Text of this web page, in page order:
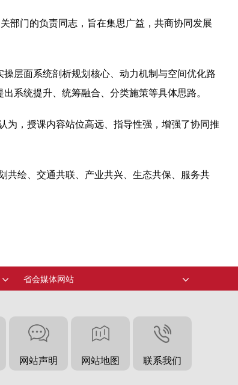
部门的负责同志，旨在集思广益，共商协同发展
层面系统剖析规划核心、动力机制与空间优化路
系统提升、统筹融合、分类施策等具体思路。
为，授课内容站位高远、指导性强，增强了协同推
共绘、交通共联、产业共兴、生态共保、服务共